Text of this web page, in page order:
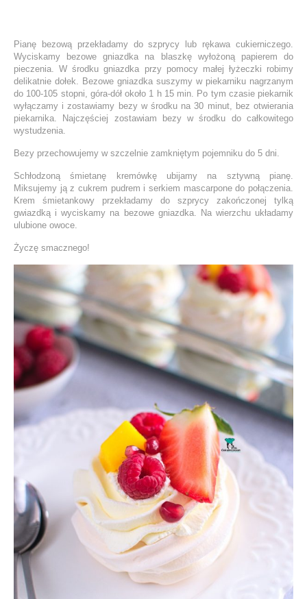
Pianę bezową przekładamy do szprycy lub rękawa cukierniczego.
Wyciskamy bezowe gniazdka na blaszkę wyłożoną papierem do
pieczenia. W środku gniazdka przy pomocy małej łyżeczki robimy
delikatnie dołek. Bezowe gniazdka suszymy w piekarniku nagrzanym
do 100-105 stopni, góra-dół około 1 h 15 min. Po tym czasie piekarnik
wyłączamy i zostawiamy bezy w środku na 30 minut, bez otwierania
piekarnika. Najczęściej zostawiam bezy w środku do całkowitego
wystudzenia.
Bezy przechowujemy w szczelnie zamkniętym pojemniku do 5 dni.
Schłodzoną śmietanę kremówkę ubijamy na sztywną pianę.
Miksujemy ją z cukrem pudrem i serkiem mascarpone do połączenia.
Krem śmietankowy przekładamy do szprycy zakończonej tylką
gwiazdką i wyciskamy na bezowe gniazdka. Na wierzchu układamy
ulubione owoce.
Życzę smacznego!